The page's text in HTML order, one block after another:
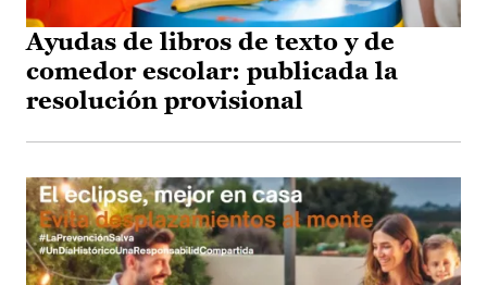
Ayudas de libros de texto y de
comedor escolar: publicada la
resolución provisional